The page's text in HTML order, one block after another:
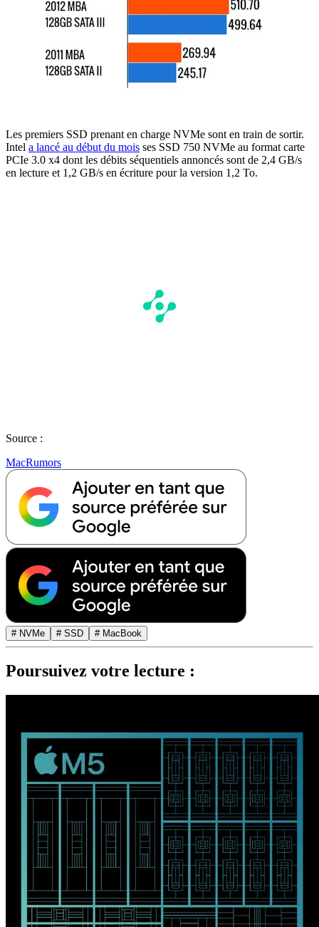
Les premiers SSD prenant en charge NVMe sont en train de sortir.
Intel a lancé au début du mois ses SSD 750 NVMe au format carte
PCIe 3.0 x4 dont les débits séquentiels annoncés sont de 2,4 GB/s
en lecture et 1,2 GB/s en écriture pour la version 1,2 To.
Source :
MacRumors
# NVMe # SSD # MacBook
Poursuivez votre lecture :